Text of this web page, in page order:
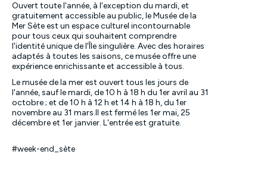
Ouvert toute l'année, à l'exception du mardi, et
gratuitement accessible au public, le Musée de la
Mer Sète est un espace culturel incontournable
pour tous ceux qui souhaitent comprendre
l'identité unique de l'Île singulière. Avec des horaires
adaptés à toutes les saisons, ce musée offre une
expérience enrichissante et accessible à tous.
Le musée de la mer est ouvert tous les jours de
l'année, sauf le mardi, de 10 h à 18 h du 1er avril au 31
octobre ; et de 10 h à 12 h et 14 h à 18 h, du 1er
novembre au 31 mars.Il est fermé les 1er mai, 25
décembre et 1er janvier. L'entrée est gratuite.
#week-end_sète